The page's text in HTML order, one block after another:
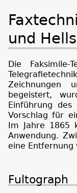
und
Die
Zeichnungen
begeistert,
Einführung
Vorschlag für
Im Jahre 1865
Anwendung.
eine
Fultograph